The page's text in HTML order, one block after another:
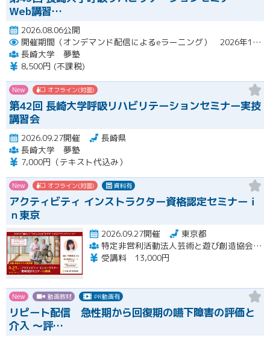
Web講習…
2026.08.06公開
開催期間（オンデマンド配信によるeラーニング） 2026年10月2日（金）～10月29日（木）
長崎大学 夢塾
8,500円 (不課税)
New オフライン(対面)
第42回 長崎大学呼吸リハビリテーションセミナー実技
講習会
2026.09.27開催
長崎県
長崎大学 夢塾
7,000円（テキスト代込み）
New オフライン(対面) 資料有
アクティビティ インストラクター資格認定セミナーｉ
ｎ東京
2026.09.27開催
東京都
特定非営利活動法人芸術と遊び創造協会 高齢者アクティビティ開発センター
受講料 13,000円
New 動画教材 PR動画有
リピート配信 急性期から回復期の嚥下障害の評価と
介入 〜評…